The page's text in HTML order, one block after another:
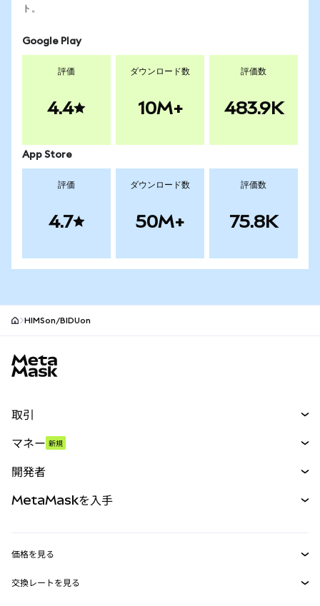
ト。
Google Play
評価
4.4
ダウンロード数
10M+
評価数
483.9K
App Store
評価
4.7
ダウンロード数
50M+
評価数
75.8K
HIMSon/BIDUon
取引
パーペチュアル
RWA
マネー 新規
開発者
MetaMask Connect
MetaMaskを入手
価格を見る
イーサリアムの価格
交換レートを見る